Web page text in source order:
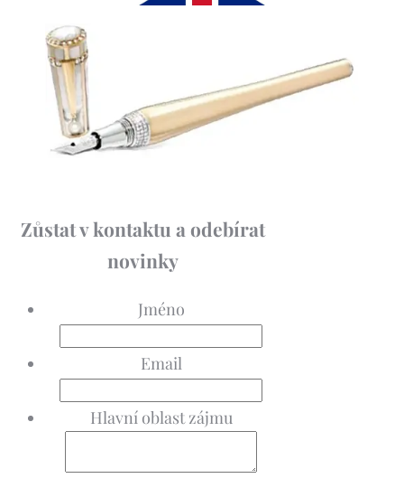
Zůstat v kontaktu a odebírat
novinky
Jméno
Email
Hlavní oblast zájmu